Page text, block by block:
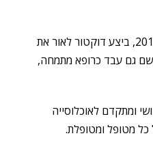
בסיום לימודי הדוקטורט בשנת 2012, ביצע דוקטור לאור את
שם גם עבד כרופא מתמחה,
ומתקדם לאוכלוסייה
מטופל ומטופלת.